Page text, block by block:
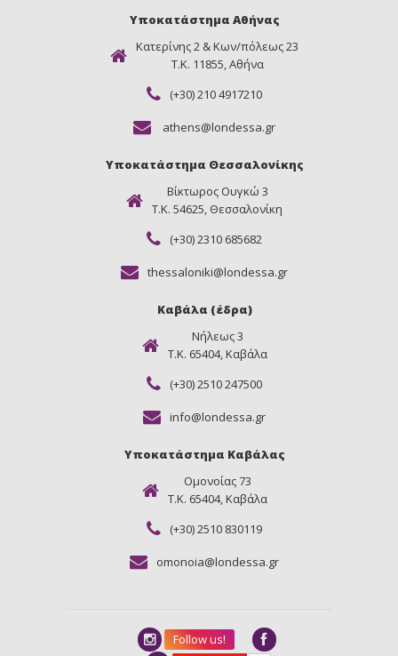
Υποκατάστημα Αθήνας
Κατερίνης 2 & Κων/πόλεως 23
Τ.Κ. 11855, Αθήνα
(+30) 210 4917210
athens@londessa.gr
Υποκατάστημα Θεσσαλονίκης
Βίκτωρος Ουγκώ 3
Τ.Κ. 54625, Θεσσαλονίκη
(+30) 2310 685682
thessaloniki@londessa.gr
Καβάλα (έδρα)
Νήλεως 3
Τ.Κ. 65404, Καβάλα
(+30) 2510 247500
info@londessa.gr
Υποκατάστημα Καβάλας
Ομονοίας 73
Τ.Κ. 65404, Καβάλα
(+30) 2510 830119
omonoia@londessa.gr
Follow us!